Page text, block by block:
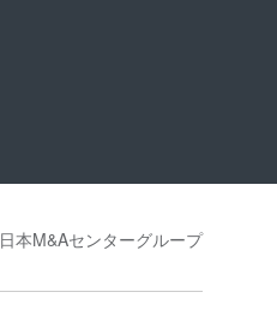
日本M&Aセンターグループ